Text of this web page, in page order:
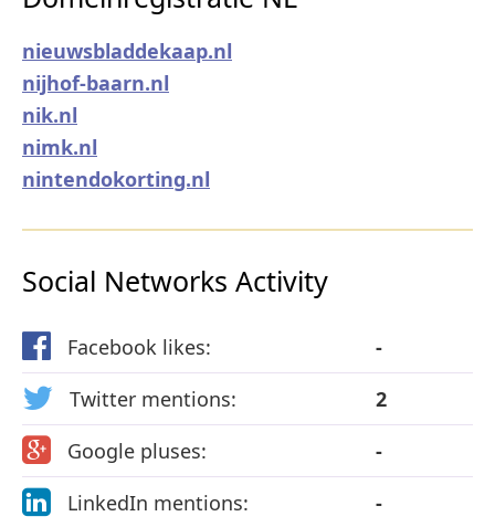
nieuwsbladdekaap.nl
nijhof-baarn.nl
nik.nl
nimk.nl
nintendokorting.nl
Social Networks Activity
Facebook likes:
-
Twitter mentions:
2
Google pluses:
-
LinkedIn mentions:
-